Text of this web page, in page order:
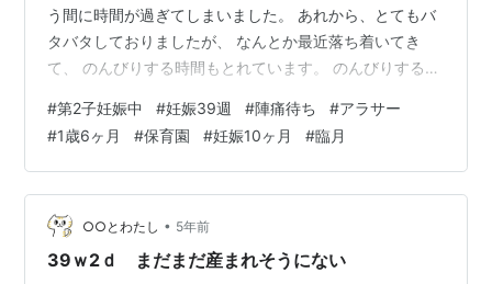
う間に時間が過ぎてしまいました。 あれから、とてもバ
タバタしておりましたが、 なんとか最近落ち着いてき
て、 のんびりする時間もとれています。 のんびりする時
れていません！！ 現在39週なのでそろそろ予定日なので
すが、 まだ生まれる気配はなく、陣痛待ちの状況です☆
前回のブログ更新から行ったことは、、、 ・産後しばら
くの第1子の預け先探し(電話＆見学) ・入院中の第1子を
どうするか親族と調整 ・一時保育の登録＆慣らし保育 ・
緊急一時保育…
#第2子妊娠中 #妊娠39週 #陣痛待ち #アラサー
#1歳6ヶ月 #保育園 #妊娠10ヶ月 #臨月
○○とわたし • 5年前
39ｗ2ｄ まだまだ産まれそうにない